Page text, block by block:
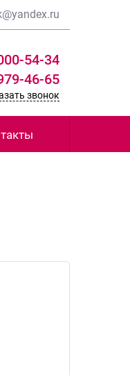
54-34
46-65
звонок